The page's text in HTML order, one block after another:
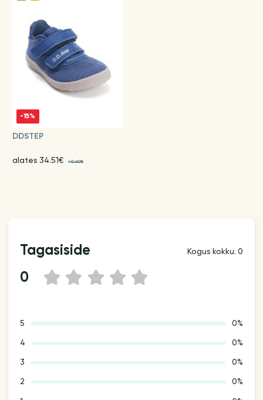
-15%
DDSTEP
alates 34.51€ 40.60€
Tagasiside Kogus kokku: 0
0 5
4
3
2
1
5 0%
4 0%
3 0%
2 0%